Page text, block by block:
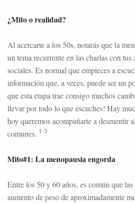
¿Mito o realidad?
Al acercarte a los 50s, notarás que la
un tema recurrente en las charlas con tus
sociales. Es normal que empieces a
información que, a veces, puede ser un
que esta etapa trae consigo muchos
llevar por todo lo que escuches! Hay
hoy queremos acompañarte a desmentir
comunes. 1-3
Mito#1: La menopausia engorda
Entre los 50 y 60 años, es común que
aumento de peso de aproximadamente